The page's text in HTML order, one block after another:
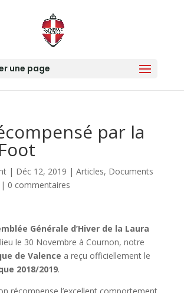
une page
par la
| Déc 12, 2019 | Articles, Documents
| 0 commentaires
Générale d’Hiver de la Laura
le 30 Novembre à Cournon, notre
de Valence a reçu officiellement le
2018/2019.